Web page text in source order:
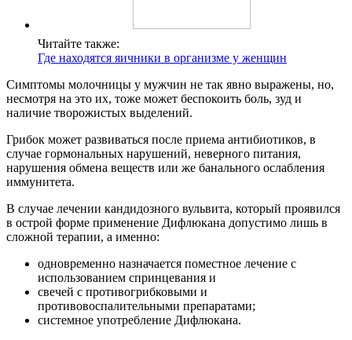
Читайте также:
Где находятся яичники в организме у женщин
Симптомы молочницы у мужчин не так явно выражены, но,
несмотря на это их, тоже может беспокоить боль, зуд и
наличие творожистых выделений.
Грибок может развиваться после приема антибиотиков, в
случае гормональных нарушений, неверного питания,
нарушения обмена веществ или же банального ослабления
иммунитета.
В случае лечении кандидозного вульвита, который проявился
в острой форме применение Дифлюкана допустимо лишь в
сложной терапии, а именно:
одновременно назначается поместное лечение с
использованием спринцевания и
свечей с противогрибковыми и
противовоспалительными препаратами;
системное употребление Дифлюкана.